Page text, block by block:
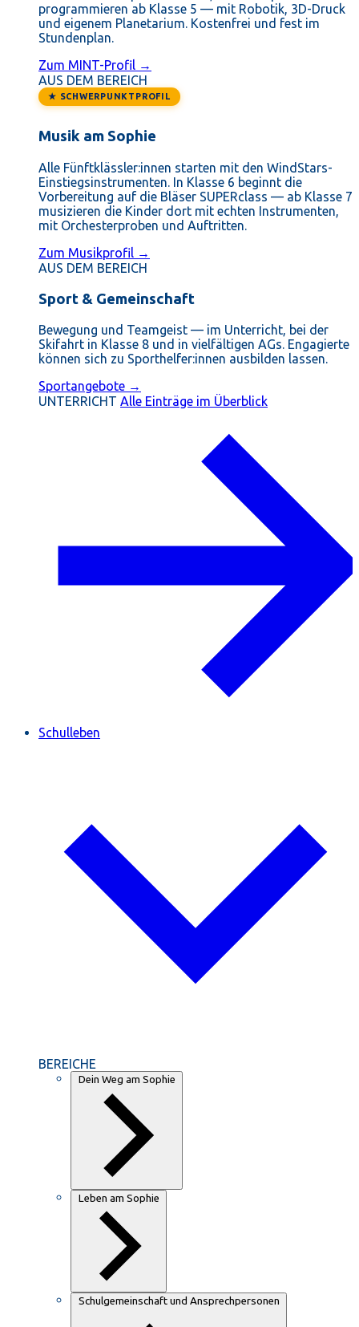
programmieren ab Klasse 5 — mit Robotik, 3D-Druck
und eigenem Planetarium. Kostenfrei und fest im
Stundenplan.
Zum MINT-Profil →
AUS DEM BEREICH
★ SCHWERPUNKTPROFIL
Musik am Sophie
Alle Fünftklässler:innen starten mit den WindStars-
Einstiegsinstrumenten. In Klasse 6 beginnt die
Vorbereitung auf die Bläser SUPERclass — ab Klasse 7
musizieren die Kinder dort mit echten Instrumenten,
mit Orchesterproben und Auftritten.
Zum Musikprofil →
AUS DEM BEREICH
Sport & Gemeinschaft
Bewegung und Teamgeist — im Unterricht, bei der
Skifahrt in Klasse 8 und in vielfältigen AGs. Engagierte
können sich zu Sporthelfer:innen ausbilden lassen.
Sportangebote →
UNTERRICHT Alle Einträge im Überblick
Schulleben
BEREICHE
Dein Weg am Sophie
Leben am Sophie
Schulgemeinschaft und Ansprechpersonen